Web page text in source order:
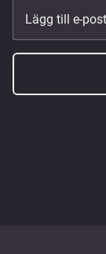
Lägg till e-